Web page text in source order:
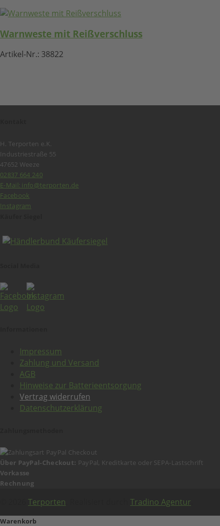
Warnweste mit Reißverschluss
Artikel-Nr.: 38822
H. Terporten e.K.
Industriestraße 55
47652 Weeze
02837 664 240
E-Mail: info@terporten.de
Facebook
Instagram
Impressum
Zahlung und Versand
AGB
Hinweise zur Batterieentsorgung
Vertrag widerrufen
Datenschutzerklärung
Über PayPal-Checkout: PayPal, Kreditkarte oder SEPA-Lastschrift
Vorkasse
Rechnung
Terporten Tradino Agentur
Warenkorb